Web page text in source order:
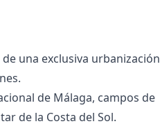
una exclusiva urbanización
de Málaga, campos de
de la Costa del Sol.